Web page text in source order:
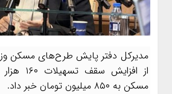
مدیرکل دفتر پایش طرح‌های مسکن
از
مسکن به ۸۵۰ میلیون تومان خبر داد.